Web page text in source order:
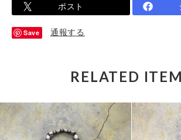
ポスト
Save 通報する
RELATED